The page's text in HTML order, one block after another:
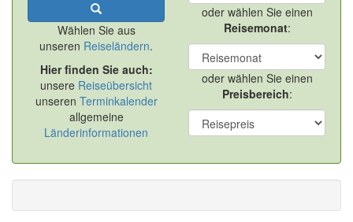
Wählen Sie aus
unseren Reiseländern.
Hier finden Sie auch:
unsere Reiseübersicht
unseren Terminkalender
allgemeine
Länderinformationen
oder wählen Sie einen
Reisemonat:
oder wählen Sie einen
Preisbereich: